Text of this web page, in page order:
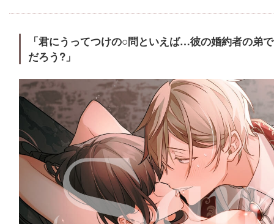
「君にうってつけの○問といえば…彼の婚約者の弟
だろう?」